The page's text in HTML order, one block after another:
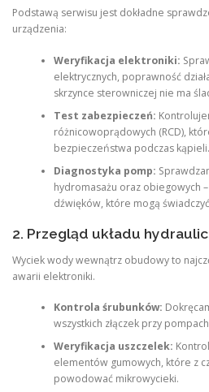
Podstawą serwisu jest dokładne
urządzenia:
Weryfikacja elektroniki:
elektrycznych, poprawność
skrzynce sterowniczej nie ma
Test zabezpieczeń:
różnicowoprądowych (RCD),
bezpieczeństwa podczas kąpieli.
Diagnostyka pomp:
hydromasażu oraz obiegowych
dźwięków, które mogą świadczyć
2. Przegląd układu
Wyciek wody wewnątrz obudowy to
awarii elektroniki.
Kontrola śrubunków:
wszystkich złączek przy
Weryfikacja uszczelek:
elementów gumowych, które z
powodować mikrowycieki.